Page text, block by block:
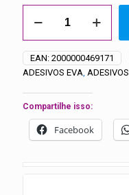
Disco
-
25
unidades
EAN: 2000000469171
ADESIVOS EVA,
Compartilhe isso:
Facebook